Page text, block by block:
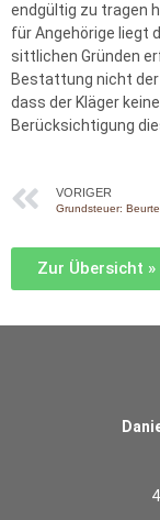
endgültig zu tragen
für Angehörige liegt
sittlichen Gründen
Bestattung nicht der
dass der Kläger
Berücksichtigung
VORIGER
Zur Übersicht »